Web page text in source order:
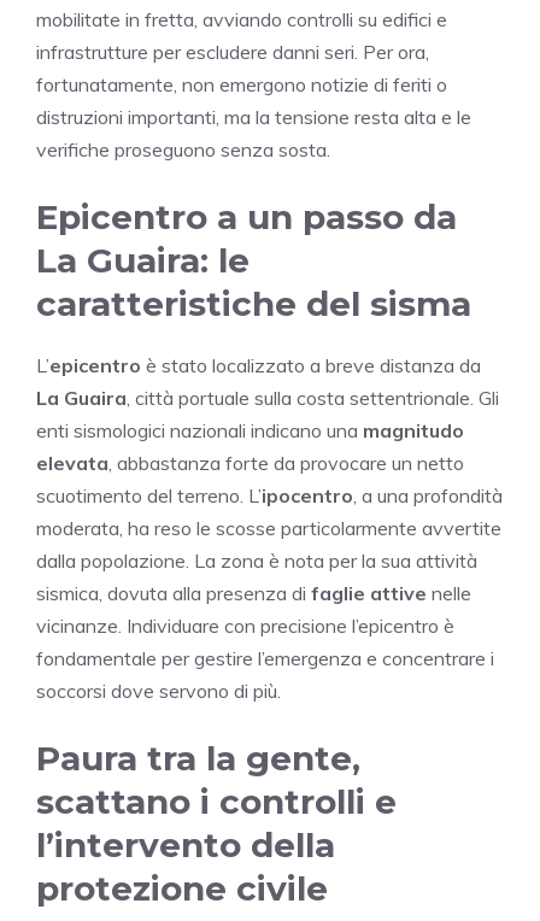
mobilitate in fretta, avviando controlli su edifici e
infrastrutture per escludere danni seri. Per ora,
fortunatamente, non emergono notizie di feriti o
distruzioni importanti, ma la tensione resta alta e le
verifiche proseguono senza sosta.
Epicentro a un passo da
La Guaira: le
caratteristiche del sisma
L’epicentro è stato localizzato a breve distanza da
La Guaira , città portuale sulla costa settentrionale. Gli
enti sismologici nazionali indicano una magnitudo
elevata , abbastanza forte da provocare un netto
scuotimento del terreno. L’ipocentro , a una profondità
moderata, ha reso le scosse particolarmente avvertite
dalla popolazione. La zona è nota per la sua attività
sismica, dovuta alla presenza di faglie attive nelle
vicinanze. Individuare con precisione l’epicentro è
fondamentale per gestire l’emergenza e concentrare i
soccorsi dove servono di più.
Paura tra la gente,
scattano i controlli e
l’intervento della
protezione civile